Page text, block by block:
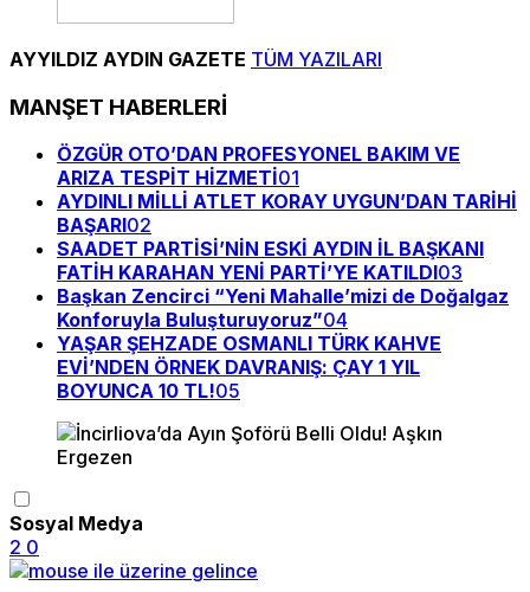
AYYILDIZ AYDIN GAZETE TÜM YAZILARI
MANŞET HABERLERİ
ÖZGÜR OTO’DAN PROFESYONEL BAKIM VE
ARIZA TESPİT HİZMETİ01
AYDINLI MİLLİ ATLET KORAY UYGUN’DAN TARİHİ
BAŞARI02
SAADET PARTİSİ’NİN ESKİ AYDIN İL BAŞKANI
FATİH KARAHAN YENİ PARTİ’YE KATILDI03
Başkan Zencirci “Yeni Mahalle’mizi de Doğalgaz
Konforuyla Buluşturuyoruz”04
YAŞAR ŞEHZADE OSMANLI TÜRK KAHVE
EVİ’NDEN ÖRNEK DAVRANIŞ: ÇAY 1 YIL
BOYUNCA 10 TL!05
Sosyal Medya
2 0